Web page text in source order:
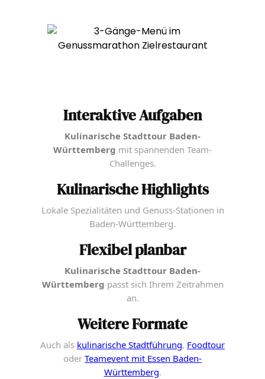
Interaktive Aufgaben
Kulinarische Stadttour Baden-
Württemberg mit spannenden Team-
Challenges.
Kulinarische Highlights
Lokale Spezialitäten und Genuss-Stationen in
Baden-Württemberg.
Flexibel planbar
Kulinarische Stadttour Baden-
Württemberg passt sich Ihrem Zeitrahmen
an.
Weitere Formate
Auch als kulinarische Stadtführung, Foodtour
oder Teamevent mit Essen Baden-
Württemberg.